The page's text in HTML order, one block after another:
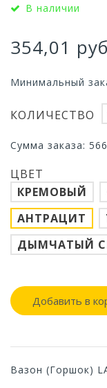
В наличии
354,01 руб
Минимальный
КОЛИЧЕСТВО
Сумма заказа:
ЦВЕТ
КРЕМОВЫЙ
АНТРАЦИТ
ДЫМЧАТЫЙ
Добавить в
Вазон (Горшок)